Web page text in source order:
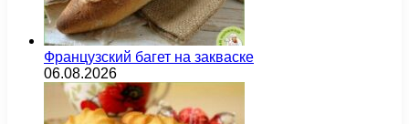
Французский багет на закваске
06.08.2026